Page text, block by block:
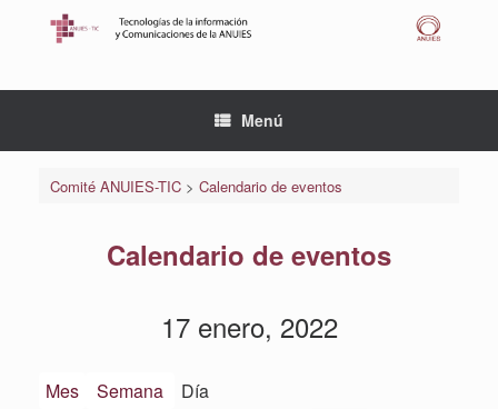
Menú
Comité ANUIES-TIC> Calendario de eventos
Calendario de eventos
17 enero, 2022
Mes Semana Día